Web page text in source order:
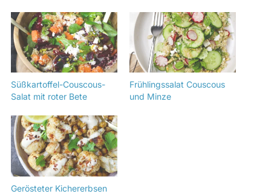
Süßkartoffel-Couscous-
Salat mit roter Bete
Frühlingssalat Couscous
und Minze
Gerösteter Kichererbsen